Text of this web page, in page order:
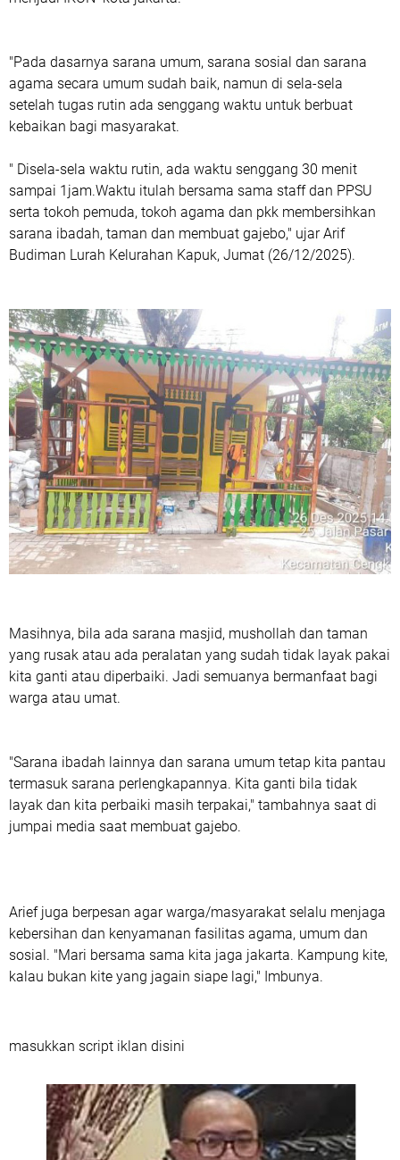
"Pada dasarnya sarana umum, sarana sosial dan sarana
agama secara umum sudah baik, namun di sela-sela
setelah tugas rutin ada senggang waktu untuk berbuat
kebaikan bagi masyarakat.
" Disela-sela waktu rutin, ada waktu senggang 30 menit
sampai 1jam.Waktu itulah bersama sama staff dan PPSU
serta tokoh pemuda, tokoh agama dan pkk membersihkan
sarana ibadah, taman dan membuat gajebo," ujar Arif
Budiman Lurah Kelurahan Kapuk, Jumat (26/12/2025).
Masihnya, bila ada sarana masjid, mushollah dan taman
yang rusak atau ada peralatan yang sudah tidak layak pakai
kita ganti atau diperbaiki. Jadi semuanya bermanfaat bagi
warga atau umat.
"Sarana ibadah lainnya dan sarana umum tetap kita pantau
termasuk sarana perlengkapannya. Kita ganti bila tidak
layak dan kita perbaiki masih terpakai," tambahnya saat di
jumpai media saat membuat gajebo.
Arief juga berpesan agar warga/masyarakat selalu menjaga
kebersihan dan kenyamanan fasilitas agama, umum dan
sosial. "Mari bersama sama kita jaga jakarta. Kampung kite,
kalau bukan kite yang jagain siape lagi," Imbunya.
masukkan script iklan disini